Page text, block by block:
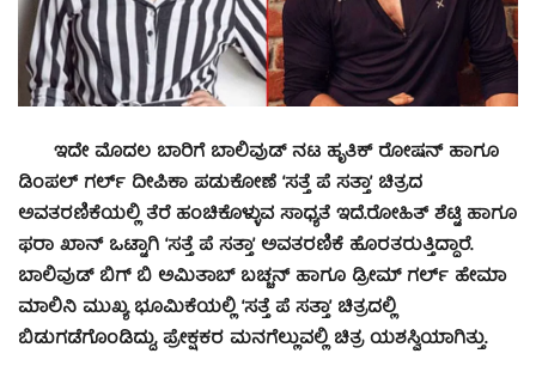
ಇದೇ ಮೊದಲ ಬಾರಿಗೆ ಬಾಲಿವುಡ್ ನಟ ಹೃತಿಕ್ ರೋಷನ್ ಹಾಗೂ
ಡಿಂಪಲ್ ಗರ್ಲ್ ದೀಪಿಕಾ ಪಡುಕೋಣೆ ‘ಸತ್ತೆ ಪೆ ಸತ್ತಾ’ ಚಿತ್ರದ
ಅವತರಣಿಕೆಯಲ್ಲಿ ತೆರೆ ಹಂಚಿಕೊಳ್ಳುವ ಸಾಧ್ಯತೆ ಇದೆ.ರೋಹಿತ್ ಶೆಟ್ಟಿ ಹಾಗೂ
ಫರಾ ಖಾನ್ ಒಟ್ಟಾಗಿ ‘ಸತ್ತೆ ಪೆ ಸತ್ತಾ’ ಅವತರಣಿಕೆ ಹೊರತರುತ್ತಿದ್ದಾರೆ.
ಬಾಲಿವುಡ್ ಬಿಗ್ ಬಿ ಅಮಿತಾಬ್ ಬಚ್ಚನ್ ಹಾಗೂ ಡ್ರೀಮ್ ಗರ್ಲ್ ಹೇಮಾ
ಮಾಲಿನಿ ಮುಖ್ಯ ಭೂಮಿಕೆಯಲ್ಲಿ ‘ಸತ್ತೆ ಪೆ ಸತ್ತಾ’ ಚಿತ್ರದಲ್ಲಿ
ಬಿಡುಗಡೆಗೊಂಡಿದ್ದು, ಪ್ರೇಕ್ಷಕರ ಮನಗೆಲ್ಲುವಲ್ಲಿ ಚಿತ್ರ ಯಶಸ್ವಿಯಾಗಿತ್ತು.